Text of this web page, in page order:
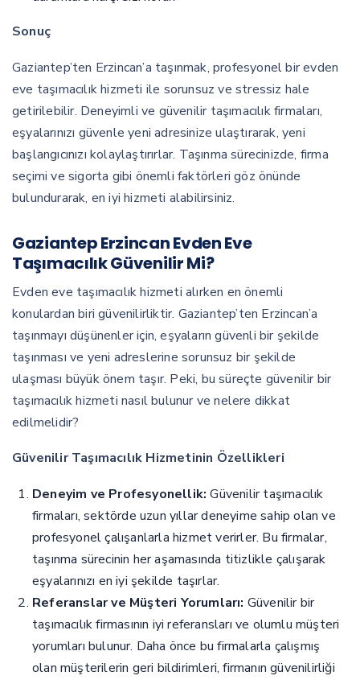
Sonuç
Gaziantep’ten Erzincan’a taşınmak, profesyonel bir evden
eve taşımacılık hizmeti ile sorunsuz ve stressiz hale
getirilebilir. Deneyimli ve güvenilir taşımacılık firmaları,
eşyalarınızı güvenle yeni adresinize ulaştırarak, yeni
başlangıcınızı kolaylaştırırlar. Taşınma sürecinizde, firma
seçimi ve sigorta gibi önemli faktörleri göz önünde
bulundurarak, en iyi hizmeti alabilirsiniz.
Gaziantep Erzincan Evden Eve
Taşımacılık Güvenilir Mi?
Evden eve taşımacılık hizmeti alırken en önemli
konulardan biri güvenilirliktir. Gaziantep’ten Erzincan’a
taşınmayı düşünenler için, eşyaların güvenli bir şekilde
taşınması ve yeni adreslerine sorunsuz bir şekilde
ulaşması büyük önem taşır. Peki, bu süreçte güvenilir bir
taşımacılık hizmeti nasıl bulunur ve nelere dikkat
edilmelidir?
Güvenilir Taşımacılık Hizmetinin Özellikleri
Deneyim ve Profesyonellik: Güvenilir taşımacılık
firmaları, sektörde uzun yıllar deneyime sahip olan ve
profesyonel çalışanlarla hizmet verirler. Bu firmalar,
taşınma sürecinin her aşamasında titizlikle çalışarak
eşyalarınızı en iyi şekilde taşırlar.
Referanslar ve Müşteri Yorumları: Güvenilir bir
taşımacılık firmasının iyi referansları ve olumlu müşteri
yorumları bulunur. Daha önce bu firmalarla çalışmış
olan müşterilerin geri bildirimleri, firmanın güvenilirliği